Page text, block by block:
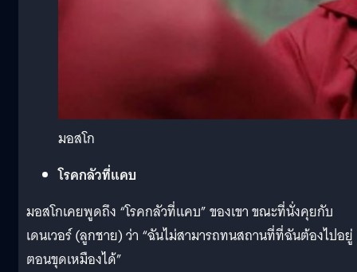
มอสโก
โรคกลัวที่แคบ
มอสโกเคยพูดถึง “โรคกลัวที่แคบ” ของเขา ขณะที่นั่งคุยกับ
เดนเวอร์ (ลูกชาย) ว่า “ฉันไม่สามารถทนสถานที่ที่ฉันต้องไปอยู่
ตอนขุดเหมืองได้”